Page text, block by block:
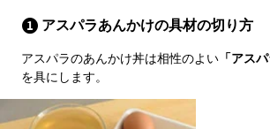
アスパラあんかけの具材の切り方
アスパラのあんかけ丼は相性のよい 「アス
を具にします。